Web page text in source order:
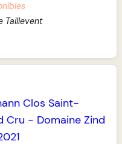
Taillevent
Clos Saint-
Cru - Domaine Zind